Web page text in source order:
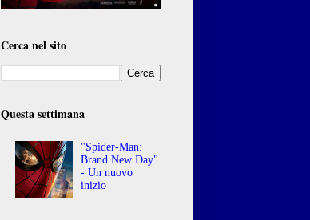
Cerca nel sito
Questa settimana
"Spider-Man:
Brand New Day"
- Un nuovo
inizio